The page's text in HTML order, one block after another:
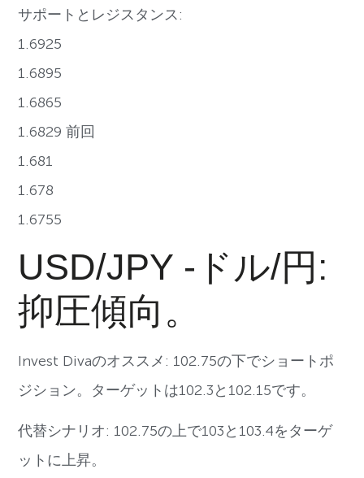
サポートとレジスタンス:
1.6925
1.6895
1.6865
1.6829 前回
1.681
1.678
1.6755
USD/JPY -ドル/円:
抑圧傾向。
Invest Divaのオススメ: 102.75の下でショートポ
ジション。ターゲットは102.3と102.15です。
代替シナリオ: 102.75の上で103と103.4をターゲ
ットに上昇。